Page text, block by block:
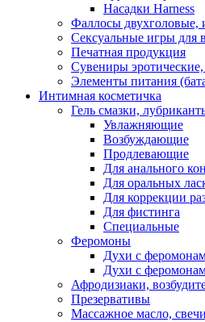
Насадки Harness
Фаллосы двухголовые,
Сексуальные игры для
Печатная продукция
Сувениры
Элементы питания
Интимная косметичка
Гель смазки,
Увлажняющие
Возбуждающие
Продлевающие
Для анального
Для оральных
Для коррекции
Для фистинга
Специальные
Феромоны
Духи с
Духи с
Афродизиаки,
Презервативы
Массажное масло, свечи